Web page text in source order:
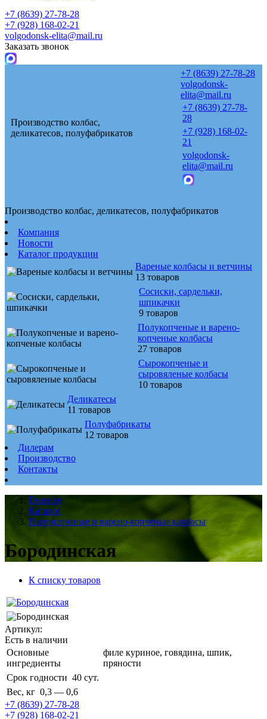
+7 (8639) 27-78-28
+7 (928) 168-02-21
volgodonsk-elita@mail.ru
Заказать звонок
Производство колбас,
деликатесов, полуфабрикатов
+7 (8639) 27-78-28
volgodonsk-
elita@mail.ru
+7 (8639) 27-78-
28
+7 (928) 168-02-
21
volgodonsk-
elita@mail.ru
Производство колбас, деликатесов, полуфабрикатов
Компания
Новости
Каталог продукции
Вареные колбасы и ветчины
13 товаров
Сосиски, сардельки,
шпикачки
9 товаров
Полукопченые и варено-
копченые колбасы
27 товаров
Сырокопченые и
сыровяленые колбасы
10 товаров
Деликатесы
11 товаров
Полуфабрикаты
12 товаров
Дилерам
Производство
Контакты
Главная
Каталог
Полукопченые и варено-копченые колбасы
Бородинская
К списку товаров
Артикул:
Есть в наличии
Основные
ингредиенты
филе куриное, говядина, шпик,
пряности
Срок годности 40 сут.
Вес, кг 0,3 — 0,6
+7 (8639) 27-78-28
+7 (928) 168-02-21